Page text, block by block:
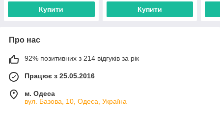
Купити Купити
Про нас
92% позитивних з 214 відгуків за рік
Працює з 25.05.2016
м. Одеса
вул. Базова, 10, Одеса, Україна